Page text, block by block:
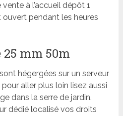
à l’accueil dépôt 1
ouvert pendant les heures
25 mm 50m
hégergées sur un serveur
aller plus loin lisez aussi
dans la serre de jardin.
dédié localisé vos droits